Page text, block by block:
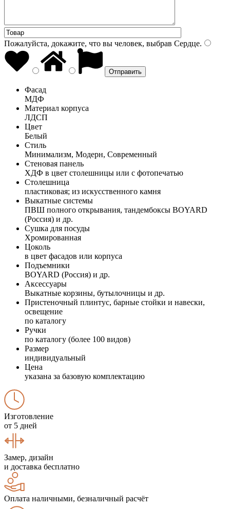
Пожалуйста, докажите, что вы человек, выбрав Сердце.
Фасад
МДФ
Материал корпуса
ЛДСП
Цвет
Белый
Стиль
Минимализм, Модерн, Современный
Стеновая панель
ХДФ в цвет столешницы или с фотопечатью
Столешница
пластиковая; из искусственного камня
Выкатные системы
ПВШ полного открывания, тандембоксы BOYARD
(Россия) и др.
Сушка для посуды
Хромированная
Цоколь
в цвет фасадов или корпуса
Подъемники
BOYARD (Россия) и др.
Аксессуары
Выкатные корзины, бутылочницы и др.
Пристеночный плинтус, барные стойки и навески,
освещение
по каталогу
Ручки
по каталогу (более 100 видов)
Размер
индивидуальный
Цена
указана за базовую комплектацию
Изготовление
от 5 дней
Замер, дизайн
и доставка бесплатно
Оплата наличными, безналичный расчёт